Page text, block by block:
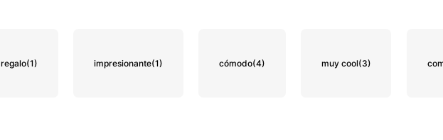
regalo(1) impresionante(1) cómodo(4) muy cool(3)